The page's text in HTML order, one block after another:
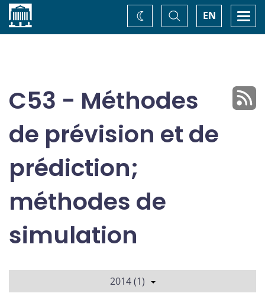
Accueil EN
Basculer
la
recherche
Changez
de
C53 - Méthodes
de prévision et de
prédiction;
méthodes de
simulation
2014 (1)